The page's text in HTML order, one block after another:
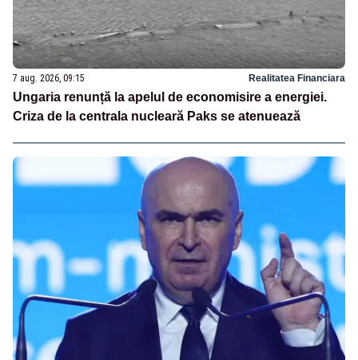
7 aug. 2026, 09:15 Realitatea Financiara
Ungaria renunță la apelul de economisire a energiei.
Criza de la centrala nucleară Paks se atenuează